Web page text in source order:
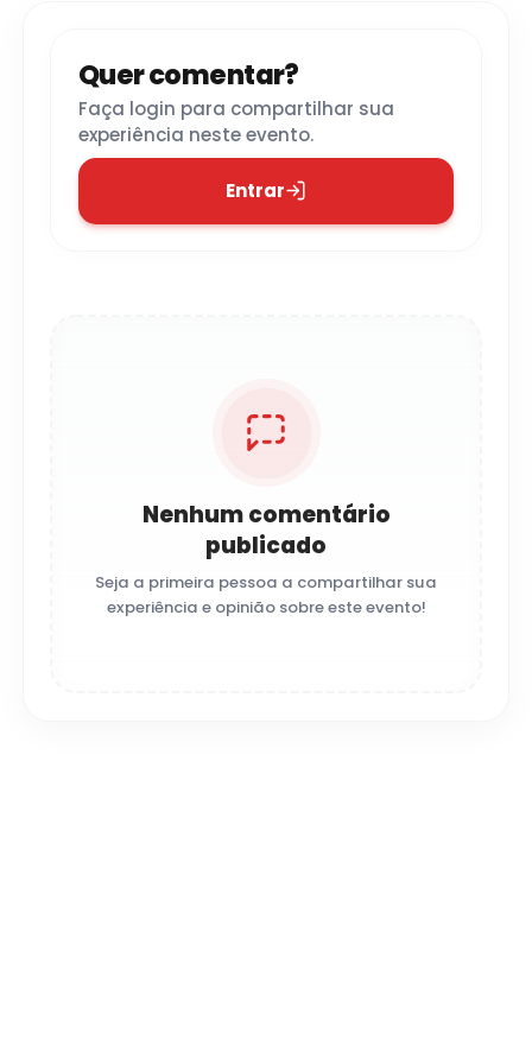
Quer comentar?
Faça login para compartilhar sua
experiência neste evento.
Entrar
Nenhum comentário
publicado
Seja a primeira pessoa a compartilhar sua
experiência e opinião sobre este evento!